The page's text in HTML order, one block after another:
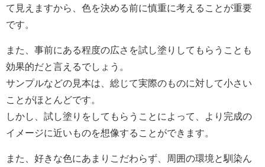
て見えますから、色を決める前に慎重に考えることが重要
です。
また、事前にある程度の広さを試し塗りしてもらうことも
効果的だと言えるでしょう。
サンプルなどの見本は、総じて実際のものに対して小さい
ことがほとんどです。
しかし、試し塗りをしてもらうことによって、より完成の
イメージに近いものを想像することができます。
また、好きな色にあまりこだわらず、周囲の環境と馴染ん